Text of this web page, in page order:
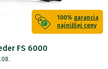
100% garancia
najnižšej ceny
FS 6000